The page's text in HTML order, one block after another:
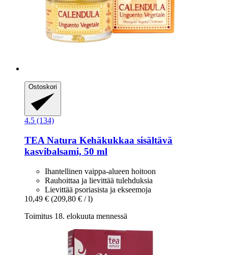
Ostoskori
4.5 (134)
TEA Natura Kehäkukkaa sisältävä
kasvibalsami, 50 ml
Ihantellinen vaippa-alueen hoitoon
Rauhoittaa ja lievittää tulehduksia
Lievittää psoriasista ja ekseemoja
10,49 € (209,80 € / l)
Toimitus 18. elokuuta mennessä